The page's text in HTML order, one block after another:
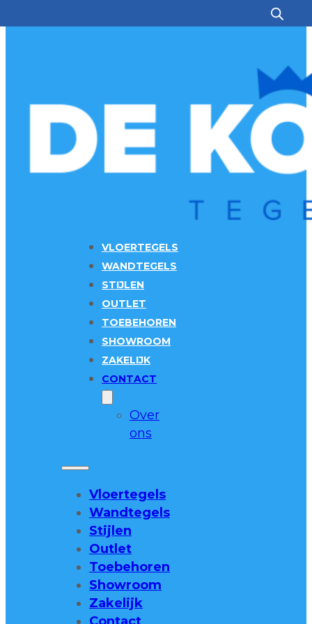
VLOERTEGELS
WANDTEGELS
STIJLEN
OUTLET
TOEBEHOREN
SHOWROOM
ZAKELIJK
CONTACT
Over
ons
Vloertegels
Wandtegels
Stijlen
Outlet
Toebehoren
Showroom
Zakelijk